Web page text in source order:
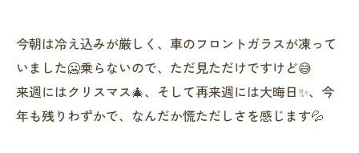
今朝は冷え込みが厳しく、車のフロントガラスが凍って
いました🥶乗らないので、ただ見ただけですけど😅
来週にはクリスマス🎄、そして再来週には大晦日✨、今
年も残りわずかで、なんだか慌ただしさを感じます💦